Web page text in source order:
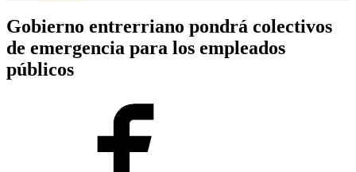
Gobierno entrerriano pondrá colectivos
de emergencia para los empleados
públicos